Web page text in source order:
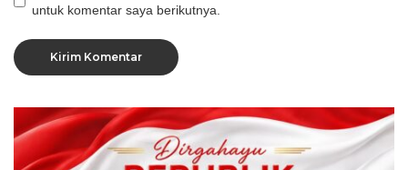
untuk komentar saya berikutnya.